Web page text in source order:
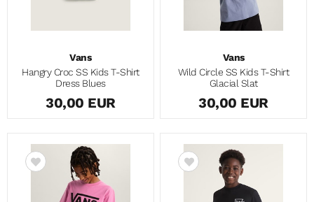
Vans
Hangry Croc SS Kids T-Shirt
Dress Blues
30,00 EUR
Vans
Wild Circle SS Kids T-Shirt
Glacial Slat
30,00 EUR